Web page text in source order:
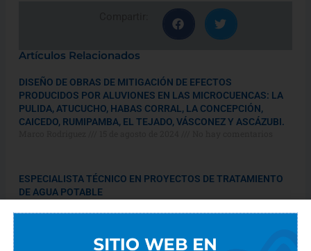
Artículos Relacionados
DISEÑO DE OBRAS DE MITIGACIÓN DE EFECTOS
PRODUCIDOS POR ALUVIONES EN LAS MICROCUENCAS: LA
PULIDA, ATUCUCHO, HABAS CORRAL, LA CONCEPCIÓN,
CAICEDO, RUMIPAMBA, EL TEJADO, VÁSCONEZ Y ASCÁZUBI.
ESPECIALISTA TÉCNICO EN PROYECTOS DE TRATAMIENTO
DE AGUA POTABLE